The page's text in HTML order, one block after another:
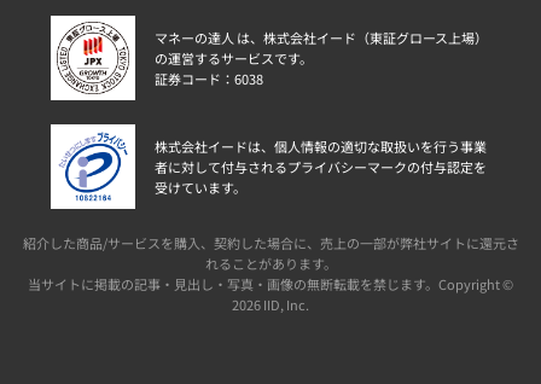
マネーの達人 は、株式会社イード（東証グロース上場）
の運営するサービスです。
証券コード：6038
株式会社イードは、個人情報の適切な取扱いを行う事業
者に対して付与されるプライバシーマークの付与認定を
受けています。
紹介した商品/サービスを購入、契約した場合に、売上の一部が弊社サイトに還元さ
れることがあります。
当サイトに掲載の記事・見出し・写真・画像の無断転載を禁じます。Copyright ©
2026 IID, Inc.